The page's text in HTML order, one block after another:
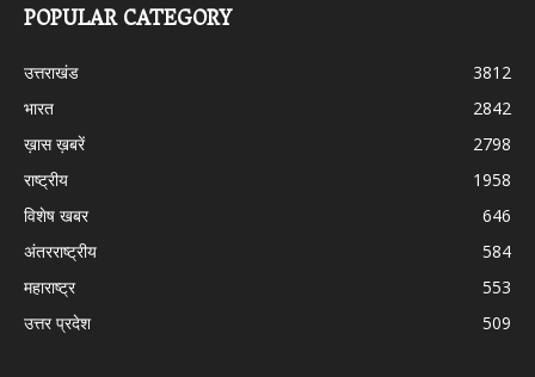
POPULAR CATEGORY
उत्तराखंड
3812
भारत
2842
ख़ास ख़बरें
2798
राष्ट्रीय
1958
विशेष खबर
646
अंतरराष्ट्रीय
584
महाराष्ट्र
553
उत्तर प्रदेश
509